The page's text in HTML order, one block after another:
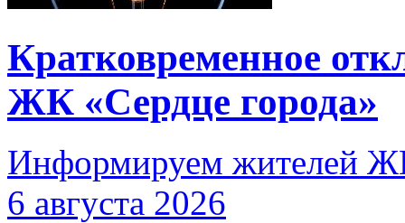
Кратковременное
ЖК «Сердце города»
Информируем жителей
6 августа 2026